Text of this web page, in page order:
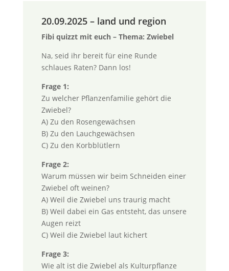
20.09.2025 – land und region
Fibi quizzt mit euch – Thema: Zwiebel
Na, seid ihr bereit für eine Runde
schlaues Raten? Dann los!
Frage 1:
Zu welcher Pflanzenfamilie gehört die
Zwiebel?
A) Zu den Rosengewächsen
B) Zu den Lauchgewächsen
C) Zu den Korbblütlern
Frage 2:
Warum müssen wir beim Schneiden einer
Zwiebel oft weinen?
A) Weil die Zwiebel uns traurig macht
B) Weil dabei ein Gas entsteht, das unsere
Augen reizt
C) Weil die Zwiebel laut kichert
Frage 3:
Wie alt ist die Zwiebel als Kulturpflanze